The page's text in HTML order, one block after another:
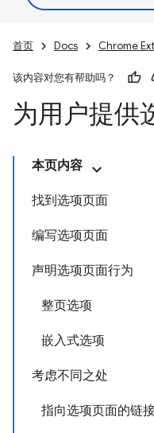
首页 Docs Chrome
该内容对您有帮助吗？
为用户提供
本页内容
找到选项页面
编写选项页面
声明选项页面行为
整页选项
嵌入式选项
考虑不同之处
指向选项页面的链